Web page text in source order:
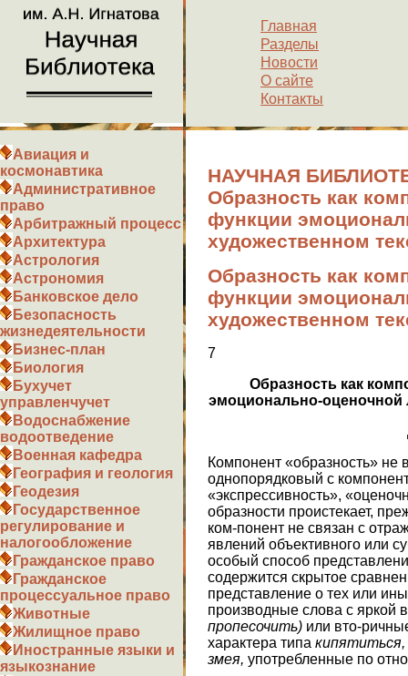
Главная
Разделы
Новости
О сайте
Контакты
Авиация и
космонавтика
Административное
право
Арбитражный процесс
Архитектура
Астрология
Астрономия
Банковское дело
Безопасность
жизнедеятельности
Бизнес-план
Биология
Бухучет
управленчучет
Водоснабжение
водоотведение
Военная кафедра
География и геология
Геодезия
Государственное
регулирование и
налогообложение
Гражданское право
Гражданское
процессуальное право
Животные
Жилищное право
Иностранные языки и
языкознание
НАУЧНАЯ
Образность как
функции
художественном
Образность как
функции
художественном
7
Образность как
эмоционально-оценочной
Компонент «образность» не
однопорядковый с
«экспрессивность»,
образности проистекает,
ком-понент не связан с
явлений объективного или
особый способ
содержится скрытое
представление о тех или
производные слова с яркой
пропесочить) или вто-
характера типа
змея, употребленные по